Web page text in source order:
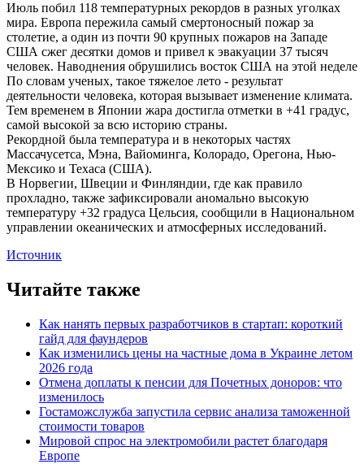
Июль побил 118 температурных рекордов в разных уголках
мира. Европа пережила самый смертоносный пожар за
столетие, а один из почти 90 крупных пожаров на Западе
США сжег десятки домов и привел к эвакуации 37 тысяч
человек. Наводнения обрушились восток США на этой неделе
По словам ученых, такое тяжелое лето - результат
деятельности человека, которая вызывает изменение климата.
Тем временем в Японии жара достигла отметки в +41 градус,
самой высокой за всю историю страны.
Рекордной была температура и в некоторых частях
Массачусетса, Мэна, Вайоминга, Колорадо, Орегона, Нью-
Мексико и Техаса (США).
В Норвегии, Швеции и Финляндии, где как правило
прохладно, также зафиксировали аномально высокую
температуру +32 градуса Цельсия, сообщили в Национальном
управлении океанических и атмосферных исследований.
Источник
Читайте также
Как нанять первых разработчиков в стартап: короткий
гайд для фаундеров
Как изменились цены на частные дома в Украине летом
2026 года
Отмена доплаты к пенсии для Почетных доноров: что
изменилось
Гостаможслужба запустила сервис анализа таможенной
стоимости товаров
Мировой спрос на электромобили растет благодаря
Европе